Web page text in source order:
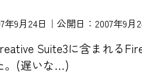
年9月24日｜公開日：2007年9月
Suite3に含まれる
。(遅いな…)